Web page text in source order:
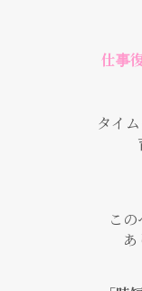
仕事
タイ
こ
あ